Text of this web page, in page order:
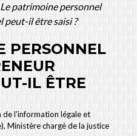
Le patrimoine personnel
il être saisi ?
PERSONNEL
IL ÊTRE
de l'information légale et
Ministère chargé de la justice